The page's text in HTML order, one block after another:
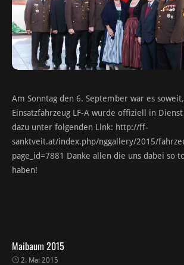
Am Sonntag den 6. September war es
Einsatzfahrzeug LF-A wurde offiziell in
dazu unter folgenden Link: http://ff-
sanktveit.at/index.php/nggallery/2015/
page_id=7881 Danke allen die uns dabei so
haben!
Maibaum 2015
2. Mai 2015